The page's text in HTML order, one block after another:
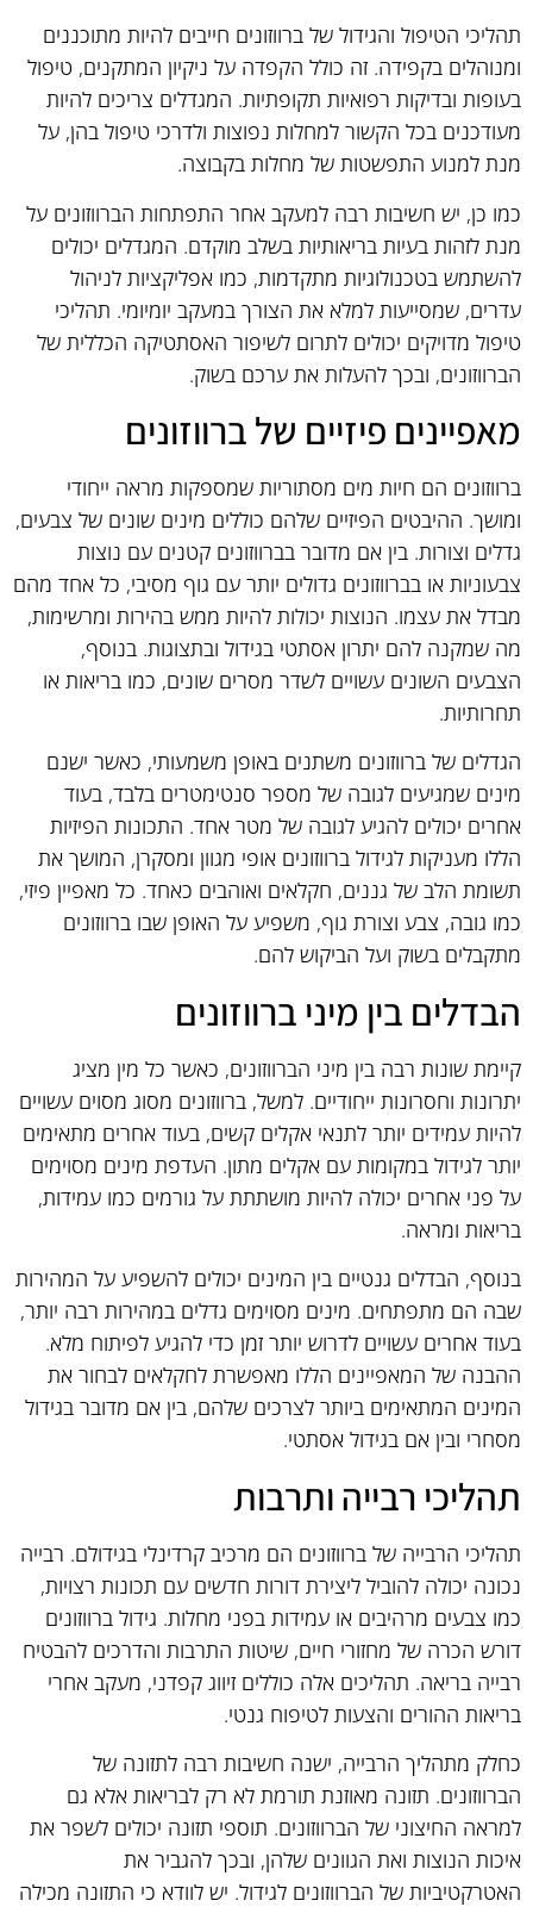
תהליכי הטיפול והגידול של ברווזונים חייבים להיות מתוכננים
ומנוהלים בקפידה. זה כולל הקפדה על ניקיון המתקנים, טיפול
בעופות ובדיקות רפואיות תקופתיות. המגדלים צריכים להיות
מעודכנים בכל הקשור למחלות נפוצות ולדרכי טיפול בהן, על
מנת למנוע התפשטות של מחלות בקבוצה.
כמו כן, יש חשיבות רבה למעקב אחר התפתחות הברווזונים על
מנת לזהות בעיות בריאותיות בשלב מוקדם. המגדלים יכולים
להשתמש בטכנולוגיות מתקדמות, כמו אפליקציות לניהול
עדרים, שמסייעות למלא את הצורך במעקב יומיומי. תהליכי
טיפול מדויקים יכולים לתרום לשיפור האסתטיקה הכללית של
הברווזונים, ובכך להעלות את ערכם בשוק.
מאפיינים פיזיים של ברווזונים
ברווזונים הם חיות מים מסתוריות שמספקות מראה ייחודי
ומושך. ההיבטים הפיזיים שלהם כוללים מינים שונים של צבעים,
גדלים וצורות. בין אם מדובר בברווזונים קטנים עם נוצות
צבעוניות או בברווזונים גדולים יותר עם גוף מסיבי, כל אחד מהם
מבדל את עצמו. הנוצות יכולות להיות ממש בהירות ומרשימות,
מה שמקנה להם יתרון אסתטי בגידול ובתצוגות. בנוסף,
הצבעים השונים עשויים לשדר מסרים שונים, כמו בריאות או
תחרותיות.
הגדלים של ברווזונים משתנים באופן משמעותי, כאשר ישנם
מינים שמגיעים לגובה של מספר סנטימטרים בלבד, בעוד
אחרים יכולים להגיע לגובה של מטר אחד. התכונות הפיזיות
הללו מעניקות לגידול ברווזונים אופי מגוון ומסקרן, המושך את
תשומת הלב של גננים, חקלאים ואוהבים כאחד. כל מאפיין פיזי,
כמו גובה, צבע וצורת גוף, משפיע על האופן שבו ברווזונים
מתקבלים בשוק ועל הביקוש להם.
הבדלים בין מיני ברווזונים
קיימת שונות רבה בין מיני הברווזונים, כאשר כל מין מציג
יתרונות וחסרונות ייחודיים. למשל, ברווזונים מסוג מסוים עשויים
להיות עמידים יותר לתנאי אקלים קשים, בעוד אחרים מתאימים
יותר לגידול במקומות עם אקלים מתון. העדפת מינים מסוימים
על פני אחרים יכולה להיות מושתתת על גורמים כמו עמידות,
בריאות ומראה.
בנוסף, הבדלים גנטיים בין המינים יכולים להשפיע על המהירות
שבה הם מתפתחים. מינים מסוימים גדלים במהירות רבה יותר,
בעוד אחרים עשויים לדרוש יותר זמן כדי להגיע לפיתוח מלא.
ההבנה של המאפיינים הללו מאפשרת לחקלאים לבחור את
המינים המתאימים ביותר לצרכים שלהם, בין אם מדובר בגידול
מסחרי ובין אם בגידול אסתטי.
תהליכי רבייה ותרבות
תהליכי הרבייה של ברווזונים הם מרכיב קרדינלי בגידולם. רבייה
נכונה יכולה להוביל ליצירת דורות חדשים עם תכונות רצויות,
כמו צבעים מרהיבים או עמידות בפני מחלות. גידול ברווזונים
דורש הכרה של מחזורי חיים, שיטות התרבות והדרכים להבטיח
רבייה בריאה. תהליכים אלה כוללים זיווג קפדני, מעקב אחרי
בריאות ההורים והצעות לטיפוח גנטי.
כחלק מתהליך הרבייה, ישנה חשיבות רבה לתזונה של
הברווזונים. תזונה מאוזנת תורמת לא רק לבריאות אלא גם
למראה החיצוני של הברווזונים. תוספי תזונה יכולים לשפר את
איכות הנוצות ואת הגוונים שלהן, ובכך להגביר את
האטרקטיביות של הברווזונים לגידול. יש לוודא כי התזונה מכילה